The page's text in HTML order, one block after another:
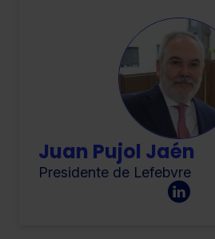
Juan Pujol Jaén
Presidente de Lefebvre